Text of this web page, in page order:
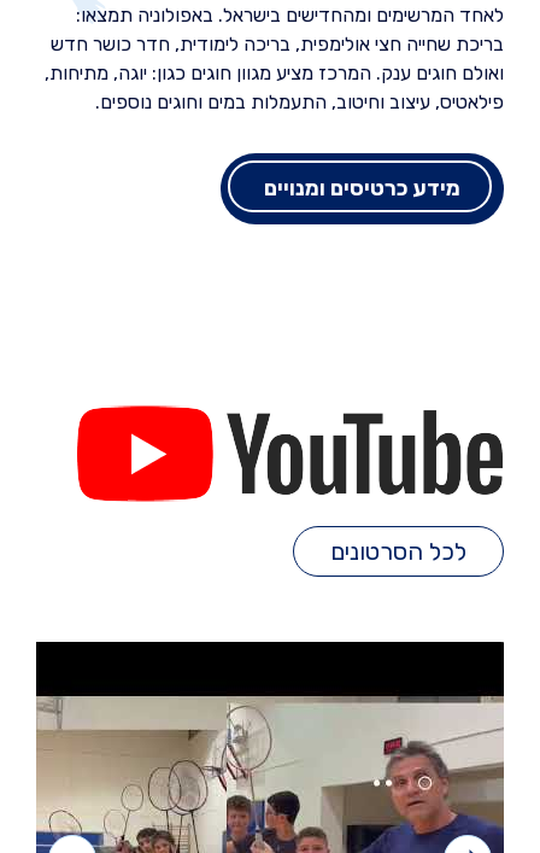
לאחד המרשימים ומהחדישים בישראל. באפולוניה תמצאו:
בריכת שחייה חצי אולימפית, בריכה לימודית, חדר כושר חדש
ואולם חוגים ענק. המרכז מציע מגוון חוגים כגון: יוגה, מתיחות,
פילאטיס, עיצוב וחיטוב, התעמלות במים וחוגים נוספים.
מידע כרטיסים ומנויים
לכל הסרטונים